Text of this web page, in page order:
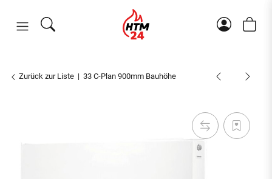
Zurück zur Liste 33 C-Plan 900mm Bauhöhe